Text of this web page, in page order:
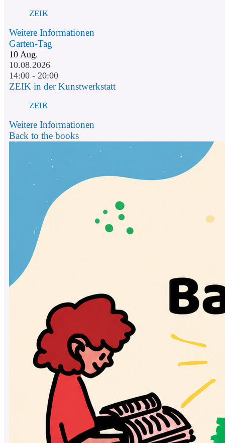
ZEIK
Weitere Informationen
Garten-Tag
10 Aug.
10.08.2026
14:00 - 20:00
ZEIK in der Kunstwerkstatt
ZEIK
Weitere Informationen
Back to the books